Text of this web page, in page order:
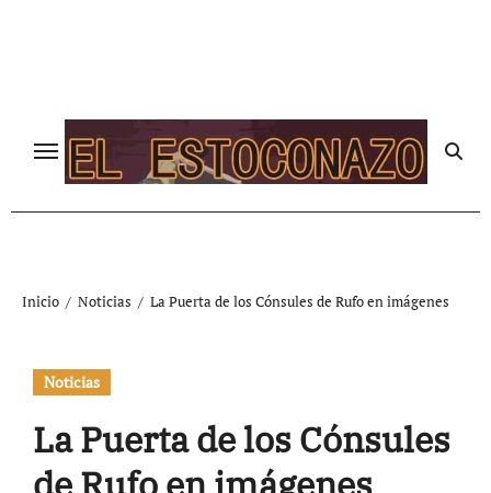
Inicio Noticias La Puerta de los Cónsules de Rufo en imágenes
Noticias
La Puerta de los Cónsules